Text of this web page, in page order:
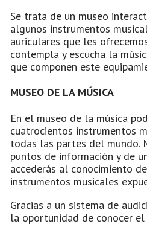
Se trata de un museo
algunos instrumentos
auriculares que les
contempla y escucha la
que componen este
MUSEO DE LA MÚSICA
En el museo de la música
cuatrocientos instrumentos
todas las partes del mundo.
puntos de información y de
accederás al conocimiento
instrumentos musicales
Gracias a un sistema de
la oportunidad de conocer